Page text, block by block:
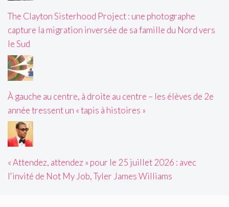
The Clayton Sisterhood Project : une photographe
capture la migration inversée de sa famille du Nord vers
le Sud
À gauche au centre, à droite au centre – les élèves de 2e
année tressent un « tapis à histoires »
« Attendez, attendez » pour le 25 juillet 2026 : avec
l'invité de Not My Job, Tyler James Williams